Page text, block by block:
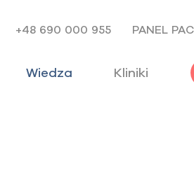
+48 690 000 955 PANEL
Wiedza Kliniki